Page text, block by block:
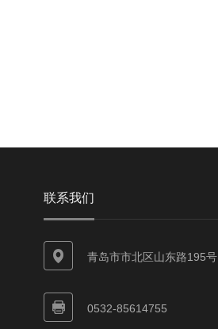
联系我们
青岛市市北区山东路195号
0532-85614755